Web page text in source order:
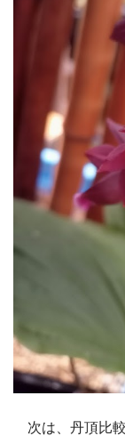
次は、丹頂比